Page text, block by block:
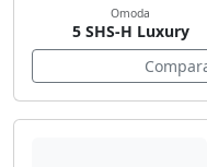
Omoda
5 SHS-H Luxury